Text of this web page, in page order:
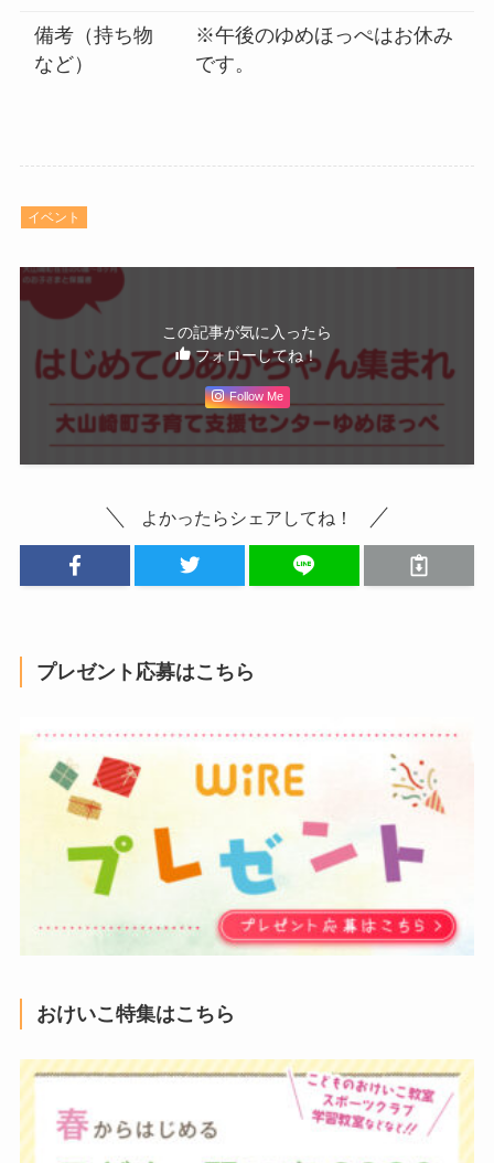
備考（持ち物
など）
※午後のゆめほっぺはお休み
です。
イベント
この記事が気に入ったら
フォローしてね！
Follow Me
よかったらシェアしてね！
プレゼント応募はこちら
おけいこ特集はこちら